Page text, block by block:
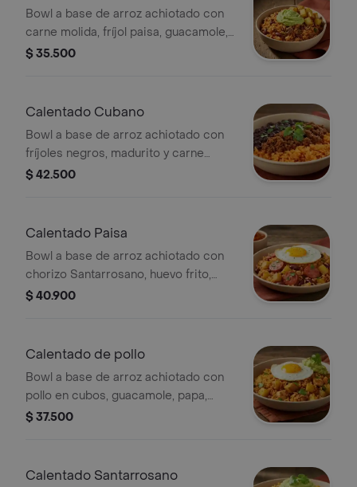
Bowl a base de arroz achiotado con
carne molida, fríjol paisa, guacamole,
papa y un toque de cilantro.
$ 35.500
Calentado Cubano
Bowl a base de arroz achiotado con
fríjoles negros, madurito y carne
molida. Recomendado con adición de
$ 42.500
Calentado Paisa
Bowl a base de arroz achiotado con
chorizo Santarrosano, huevo frito,
fríjol paisa, papa, madurito, y salsa
$ 40.900
Calentado de pollo
Bowl a base de arroz achiotado con
pollo en cubos, guacamole, papa,
madurito y un toque de cilantro.
$ 37.500
Calentado Santarrosano